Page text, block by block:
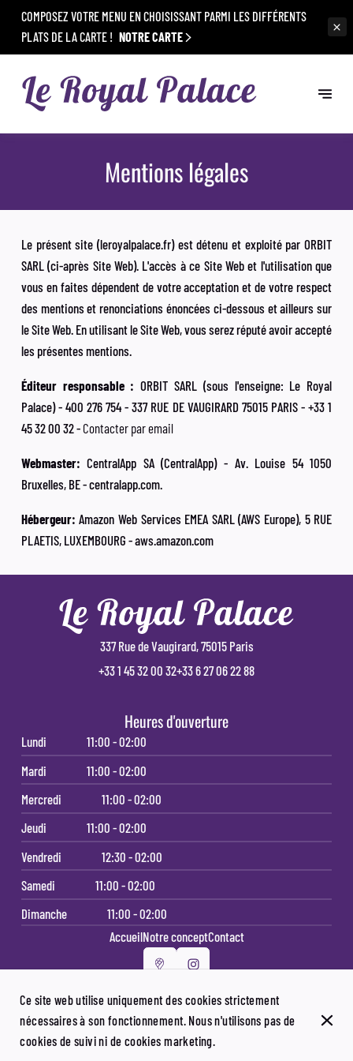
COMPOSEZ VOTRE MENU EN CHOISISSANT PARMI LES DIFFÉRENTS
PLATS DE LA CARTE ! NOTRE CARTE
Mentions légales
Le présent site (leroyalpalace.fr) est détenu et exploité par ORBIT
SARL (ci-après Site Web). L'accès à ce Site Web et l'utilisation que
vous en faites dépendent de votre acceptation et de votre respect
des mentions et renonciations énoncées ci-dessous et ailleurs sur
le Site Web. En utilisant le Site Web, vous serez réputé avoir accepté
les présentes mentions.
Éditeur responsable : ORBIT SARL (sous l'enseigne: Le Royal
Palace) - 400 276 754 - 337 RUE DE VAUGIRARD 75015 PARIS - +33 1
45 32 00 32 - Contacter par email
Webmaster:CentralApp SA (CentralApp) - Av. Louise 54 1050
Bruxelles, BE - centralapp.com.
Hébergeur:Amazon Web Services EMEA SARL (AWS Europe), 5 RUE
PLAETIS, LUXEMBOURG - aws.amazon.com
337 Rue de Vaugirard, 75015 Paris
+33 1 45 32 00 32+33 6 27 06 22 88
Heures d'ouverture
Lundi
11:00 - 02:00
Mardi
11:00 - 02:00
Mercredi
11:00 - 02:00
Jeudi
11:00 - 02:00
Vendredi
12:30 - 02:00
Samedi
11:00 - 02:00
Dimanche
11:00 - 02:00
AccueilNotre conceptContact
© Le Royal Palace 2026
Mentions légales Protection des donnéesParamètres des cookies
Ce site web utilise uniquement des cookies strictement
nécessaires à son fonctionnement. Nous n'utilisons pas de
cookies de suivi ni de cookies marketing.